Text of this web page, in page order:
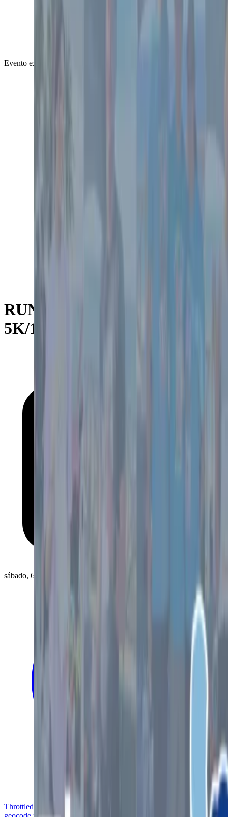
Evento externo
RUN FOR BREAST CANCER
5K/10K/13.1 SEATTLE
sábado, 6 de junio de 2026
Throttled! See geocode.xyz/pricing, Throttled! See